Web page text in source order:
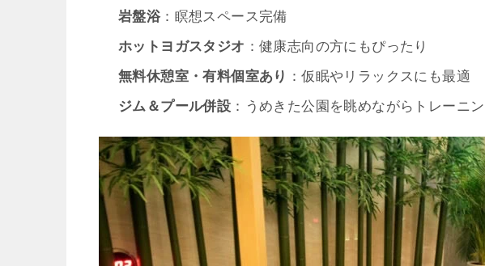
岩盤浴：瞑想スペース完備
ホットヨガスタジオ ：健康志向の方にもぴったり
無料休憩室・有料個室あり ：仮眠やリラックスにも最適
ジム＆プール併設 ：うめきた公園を眺めながらトレーニ